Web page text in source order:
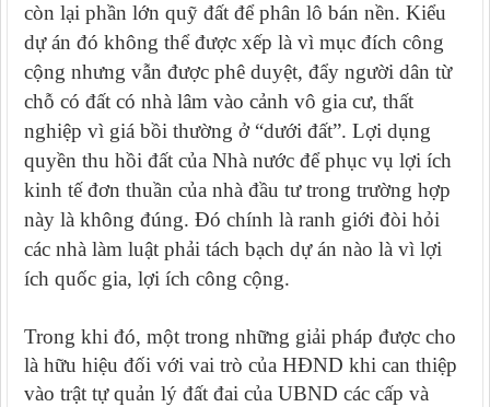
còn lại phần lớn quỹ đất để phân lô bán nền. Kiểu
dự án đó không thể được xếp là vì mục đích công
cộng nhưng vẫn được phê duyệt, đẩy người dân từ
chỗ có đất có nhà lâm vào cảnh vô gia cư, thất
nghiệp vì giá bồi thường ở “dưới đất”. Lợi dụng
quyền thu hồi đất của Nhà nước để phục vụ lợi ích
kinh tế đơn thuần của nhà đầu tư trong trường hợp
này là không đúng. Đó chính là ranh giới đòi hỏi
các nhà làm luật phải tách bạch dự án nào là vì lợi
ích quốc gia, lợi ích công cộng.
Trong khi đó, một trong những giải pháp được cho
là hữu hiệu đối với vai trò của HĐND khi can thiệp
vào trật tự quản lý đất đai của UBND các cấp và